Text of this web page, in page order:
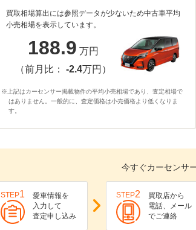
買取相場算出には参照データが少ないため中古車平均
小売相場を表示しています。
188.9 万円
（前月比： -2.4万円）
※上記はカーセンサー掲載物件の平均小売相場であり、査定相場で
はありません。一般的に、査定価格は小売価格より低くなりま
す。
今すぐカーセンサ
STEP1
愛車情報を
入力して
査定申し込み
STEP2
買取店から
電話、メール
でご連絡